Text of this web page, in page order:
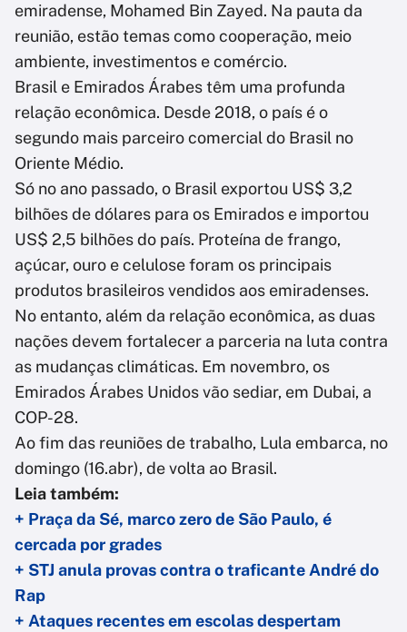
emiradense, Mohamed Bin Zayed. Na pauta da
reunião, estão temas como cooperação, meio
ambiente, investimentos e comércio.
Brasil e Emirados Árabes têm uma profunda
relação econômica. Desde 2018, o país é o
segundo mais parceiro comercial do Brasil no
Oriente Médio.
Só no ano passado, o Brasil exportou US$ 3,2
bilhões de dólares para os Emirados e importou
US$ 2,5 bilhões do país. Proteína de frango,
açúcar, ouro e celulose foram os principais
produtos brasileiros vendidos aos emiradenses.
No entanto, além da relação econômica, as duas
nações devem fortalecer a parceria na luta contra
as mudanças climáticas. Em novembro, os
Emirados Árabes Unidos vão sediar, em Dubai, a
COP-28.
Ao fim das reuniões de trabalho, Lula embarca, no
domingo (16.abr), de volta ao Brasil.
Leia também:
+ Praça da Sé, marco zero de São Paulo, é
cercada por grades
+ STJ anula provas contra o traficante André do
Rap
+ Ataques recentes em escolas despertam